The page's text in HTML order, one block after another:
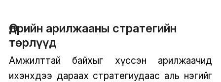
Өдрийн арилжааны стратегийн
төрлүүд
Амжилттай байхыг хүссэн арилжаачид
ихэнхдээ дараах стратегиудаас аль нэгийг